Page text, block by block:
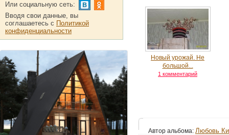
Новый урожай. Не
большой...
1 комментарий
Автор альбома: Любовь Ки
Или социальную сеть:
Вводя свои данные, вы
соглашаетесь с Политикой
конфиденциальности